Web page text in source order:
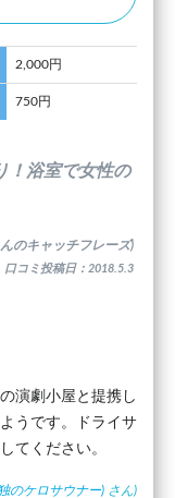
2,000円
750円
！浴室で女性の
んのキャッチフレーズ)
口コミ投稿日：2018.5.3
演劇小屋と提携し
うです。ドライサ
てください。
のケロサウナー) さん)